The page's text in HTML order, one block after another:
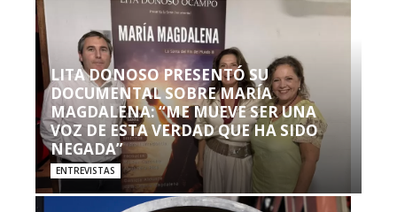
LITA DONOSO PRESENTÓ SU
DOCUMENTAL SOBRE MARÍA
MAGDALENA: “ME MUEVE SER UNA
VOZ DE ESTA VERDAD QUE HA SIDO
NEGADA”
ENTREVISTAS